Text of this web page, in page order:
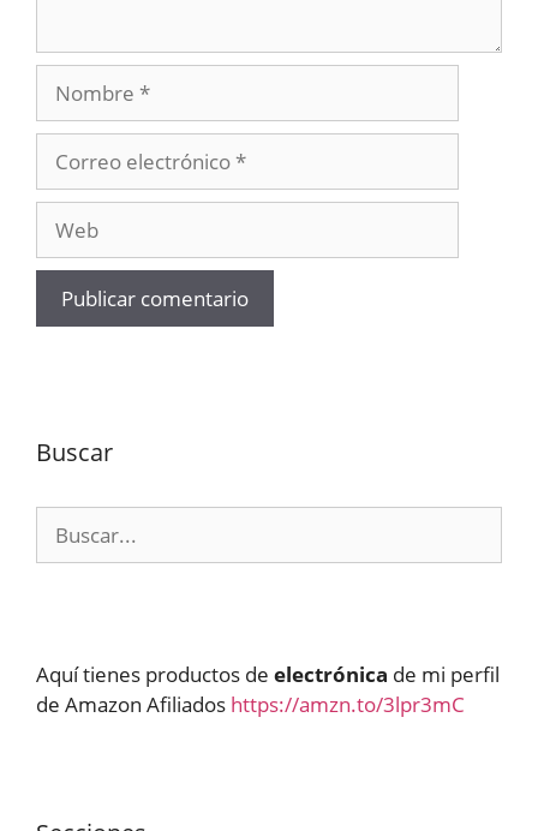
Nombre
electrónico
Buscar
Aquí tienes productos de electrónica de mi perfil
de Amazon Afiliados https://amzn.to/3lpr3mC